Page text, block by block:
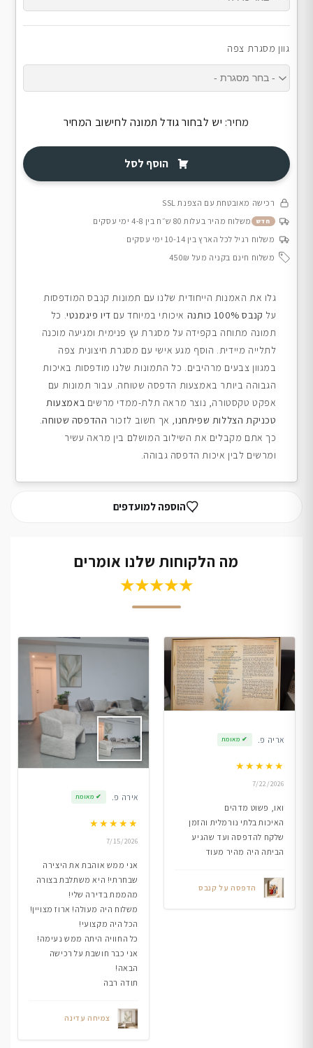
גוון מסגרת צפה
מחיר: יש לבחור גודל תמונה לחישוב המחיר
הוסף לסל
רכישה מאובטחת עם הצפנת SSL
חדש
משלוח מהיר בעלות 80 ש״ח בין 4-8 ימי עסקים
משלוח רגיל לכל הארץ בין 10-14 ימי עסקים
משלוח חינם בקניה מעל 450₪
גלו את האמנות הייחודית שלנו עם תמונות קנבס המודפסות
על קנבס 100% כותנה איכותי במיוחד עם דיו פיגמנטי. כל
תמונה מתוחה בקפידה על מסגרת עץ פנימית ומגיעה מוכנה
לתלייה מיידית. הוסף מגע אישי עם מסגרת חיצונית צפה
במגוון צבעים מרהיבים. כל התמונות שלנו מודפסות באיכות
הגבוהה ביותר באמצעות הדפסה שטוחה. עבור תמונות עם
אפקט טקסטורה, נוצר מראה תלת-ממדי מרשים באמצעות
טכניקת הצללות שפיתחנו, אך חשוב לזכור ההדפסה שטוחה.
כך אתם מקבלים את השילוב המושלם בין מראה עשיר
ומרשים לבין איכות הדפסה גבוהה.
הוספה למועדפים
מה הלקוחות שלנו אומרים
★★★★★
אריה פ. ✔ מאומת
★★★★★
7/22/2026
ואו, פשוט מדהים
האיכות בלתי נורמלית והזמן
שלקח להדפסה ועד שהגיע
הביתה היה מהיר מעוד
הדפסה על קנבס
אירה פ. ✔ מאומת
★★★★★
7/15/2026
אני ממש אוהבת את היצירה
שבחרתי! היא משתלבת בצורה
מהממת בדירה שלי!
משלוח היה מעולה! ארוז מצויין!
הכל היה מקצועי!
כל החוויה היתה ממש נעימה!
אני כבר חושבת על רכישה
הבאה!
תודה רבה
צמיחה עדינה